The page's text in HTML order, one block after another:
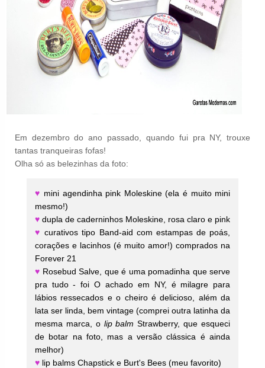
Em dezembro do ano passado, quando fui pra NY, trouxe
tantas tranqueiras fofas!
Olha só as belezinhas da foto:
♥ mini agendinha pink Moleskine (ela é muito mini
mesmo!)
♥ dupla de caderninhos Moleskine, rosa claro e pink
♥curativos tipo Band-aid com estampas de poás,
corações e lacinhos (é muito amor!) comprados na
Forever 21
♥ Rosebud Salve, que é uma pomadinha que serve
pra tudo - foi O achado em NY, é milagre para
lábios ressecados e o cheiro é delicioso, além da
lata ser linda, bem vintage (comprei outra latinha da
mesma marca, o lip balm Strawberry, que esqueci
de botar na foto, mas a versão clássica é ainda
melhor)
♥ lip balms Chapstick e Burt's Bees (meu favorito)